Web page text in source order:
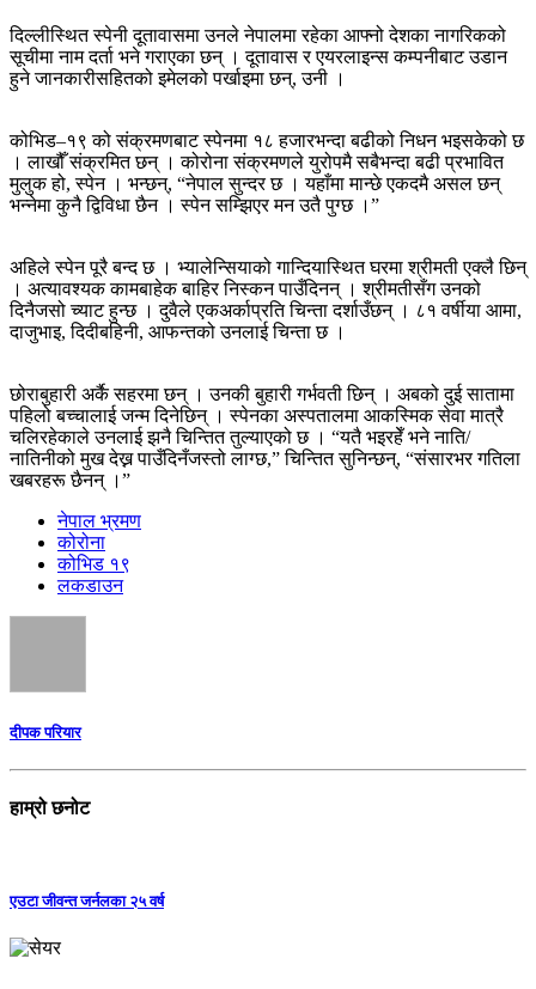
दिल्लीस्थित स्पेनी दूतावासमा उनले नेपालमा रहेका आफ्नो देशका नागरिकको
सूचीमा नाम दर्ता भने गराएका छन् । दूतावास र एयरलाइन्स कम्पनीबाट उडान
हुने जानकारीसहितको इमेलको पर्खाइमा छन्, उनी ।
कोभिड–१९ को संक्रमणबाट स्पेनमा १८ हजारभन्दा बढीको निधन भइसकेको छ
। लाखौँ संक्रमित छन् । कोरोना संक्रमणले युरोपमै सबैभन्दा बढी प्रभावित
मुलुक हो, स्पेन । भन्छन्, “नेपाल सुन्दर छ । यहाँमा मान्छे एकदमै असल छन्
भन्नेमा कुनै द्विविधा छैन । स्पेन सम्झिएर मन उतै पुग्छ ।”
अहिले स्पेन पूरै बन्द छ । भ्यालेन्सियाको गान्दियास्थित घरमा श्रीमती एक्लै छिन्
। अत्यावश्यक कामबाहेक बाहिर निस्कन पाउँदिनन् । श्रीमतीसँग उनको
दिनैजसो च्याट हुन्छ । दुवैले एकअर्काप्रति चिन्ता दर्शाउँछन् । ८१ वर्षीया आमा,
दाजुभाइ, दिदीबहिनी, आफन्तको उनलाई चिन्ता छ ।
छोराबुहारी अर्कै सहरमा छन् । उनकी बुहारी गर्भवती छिन् । अबको दुई सातामा
पहिलो बच्चालाई जन्म दिनेछिन् । स्पेनका अस्पतालमा आकस्मिक सेवा मात्रै
चलिरहेकाले उनलाई झनै चिन्तित तुल्याएको छ । “यतै भइरहेँ भने नाति/
नातिनीको मुख देख्न पाउँदिनँजस्तो लाग्छ,” चिन्तित सुनिन्छन्, “संसारभर गतिला
खबरहरू छैनन् ।”
नेपाल भ्रमण
कोरोना
कोभिड १९
लकडाउन
दीपक परियार
हाम्रो छनोट
एउटा जीवन्त जर्नलका २५ वर्ष